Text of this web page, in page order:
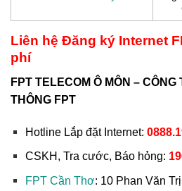
Liên hệ Đăng ký Internet
phí
FPT TELECOM Ô MÔN – CÔNG
THÔNG FPT
Hotline Lắp đặt Internet:
CSKH, Tra cước, Báo hỏng:
FPT Cần Thơ: 10 Phan Văn